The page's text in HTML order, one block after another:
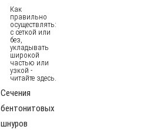
Как
правильно
осуществлять:
с сеткой или
без,
укладывать
широкой
частью или
узкой -
читайте здесь.
Сечения
бентонитовых
шнуров